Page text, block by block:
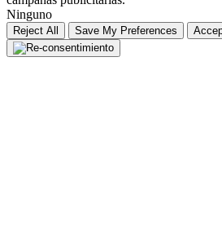
Ninguno
Reject All Save My Preferences